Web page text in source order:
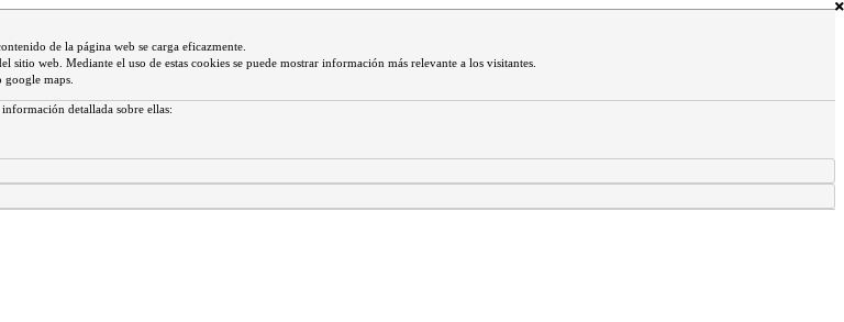
de la página web se carga eficazmente.
web. Mediante el uso de estas cookies se puede mostrar información más relevante a los visitantes.
maps.
detallada sobre ellas: